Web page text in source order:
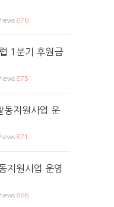
876
1분기 후원금
875
지원사업 운
871
지원사업 운영
866